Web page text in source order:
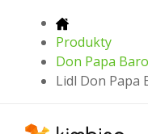
Produkty
Don Papa
Lidl Don Papa